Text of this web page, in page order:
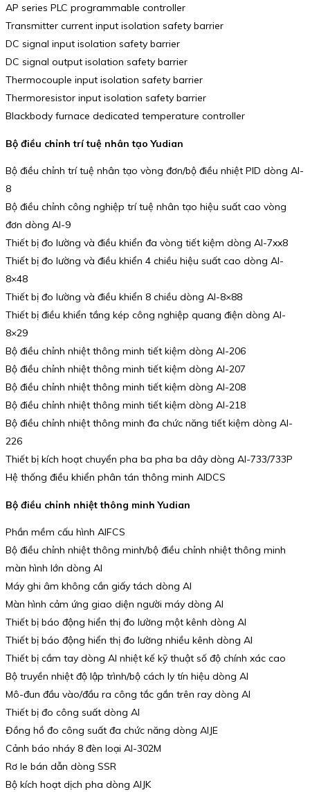
AP series PLC programmable controller
Transmitter current input isolation safety barrier
DC signal input isolation safety barrier
DC signal output isolation safety barrier
Thermocouple input isolation safety barrier
Thermoresistor input isolation safety barrier
Blackbody furnace dedicated temperature controller
Bộ điều chỉnh trí tuệ nhân tạo Yudian
Bộ điều chỉnh trí tuệ nhân tạo vòng đơn/bộ điều nhiệt PID dòng AI-
8
Bộ điều chỉnh công nghiệp trí tuệ nhân tạo hiệu suất cao vòng
đơn dòng AI-9
Thiết bị đo lường và điều khiển đa vòng tiết kiệm dòng AI-7xx8
Thiết bị đo lường và điều khiển 4 chiều hiệu suất cao dòng AI-
8×48
Thiết bị đo lường và điều khiển 8 chiều dòng AI-8×88
Thiết bị điều khiển tầng kép công nghiệp quang điện dòng AI-
8×29
Bộ điều chỉnh nhiệt thông minh tiết kiệm dòng AI-206
Bộ điều chỉnh nhiệt thông minh tiết kiệm dòng AI-207
Bộ điều chỉnh nhiệt thông minh tiết kiệm dòng AI-208
Bộ điều chỉnh nhiệt thông minh tiết kiệm dòng AI-218
Bộ điều chỉnh nhiệt thông minh đa chức năng tiết kiệm dòng AI-
226
Thiết bị kích hoạt chuyển pha ba pha ba dây dòng AI-733/733P
Hệ thống điều khiển phân tán thông minh AIDCS
Bộ điều chỉnh nhiệt thông minh Yudian
Phần mềm cấu hình AIFCS
Bộ điều chỉnh nhiệt thông minh/bộ điều chỉnh nhiệt thông minh
màn hình lớn dòng AI
Máy ghi âm không cần giấy tách dòng AI
Màn hình cảm ứng giao diện người máy dòng AI
Thiết bị báo động hiển thị đo lường một kênh dòng AI
Thiết bị báo động hiển thị đo lường nhiều kênh dòng AI
Thiết bị cầm tay dòng AI nhiệt kế kỹ thuật số độ chính xác cao
Bộ truyền nhiệt độ lập trình/bộ cách ly tín hiệu dòng AI
Mô-đun đầu vào/đầu ra công tắc gắn trên ray dòng AI
Thiết bị đo công suất dòng AI
Đồng hồ đo công suất đa chức năng dòng AIJE
Cảnh báo nháy 8 đèn loại AI-302M
Rơ le bán dẫn dòng SSR
Bộ kích hoạt dịch pha dòng AIJK